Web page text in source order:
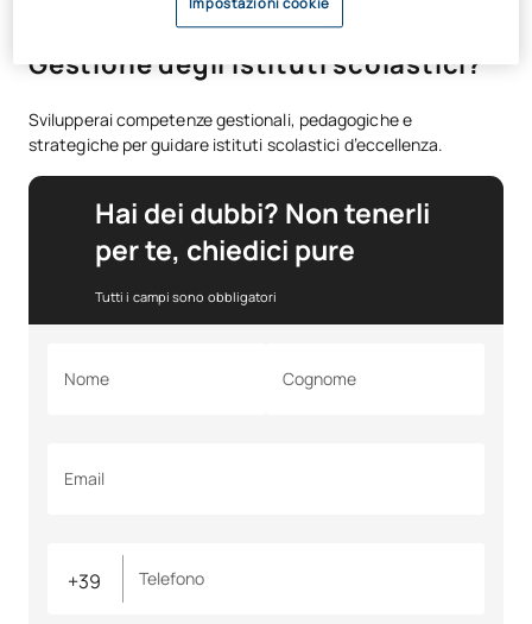
Cosa imparerai nel Master in
Gestione degli istituti scolastici?
Svilupperai competenze gestionali, pedagogiche e
strategiche per guidare istituti scolastici d’eccellenza.
Hai dei dubbi? Non tenerli
per te, chiedici pure
Tutti i campi sono obbligatori
Nome Cognome
Email
Telefono